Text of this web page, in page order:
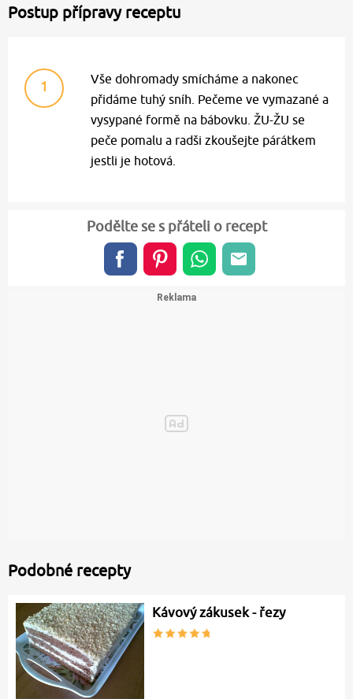
Postup přípravy receptu
1
Vše dohromady smícháme a nakonec
přidáme tuhý sníh. Pečeme ve vymazané a
vysypané formě na bábovku. ŽU-ŽU se
peče pomalu a radši zkoušejte párátkem
jestli je hotová.
Podělte se s přáteli o recept
Podobné recepty
Kávový zákusek - řezy